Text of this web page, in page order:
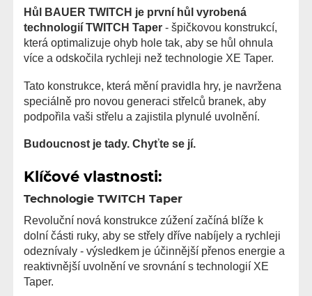
Hůl BAUER TWITCH je první hůl vyrobená
technologií TWITCH Taper - špičkovou konstrukcí,
která optimalizuje ohyb hole tak, aby se hůl ohnula
více a odskočila rychleji než technologie XE Taper.
Tato konstrukce, která mění pravidla hry, je navržena
speciálně pro novou generaci střelců branek, aby
podpořila vaši střelu a zajistila plynulé uvolnění.
Budoucnost je tady. Chyťte se jí.
Klíčové vlastnosti:
Technologie TWITCH Taper
Revoluční nová konstrukce zúžení začíná blíže k
dolní části ruky, aby se střely dříve nabíjely a rychleji
odeznívaly - výsledkem je účinnější přenos energie a
reaktivnější uvolnění ve srovnání s technologií XE
Taper.